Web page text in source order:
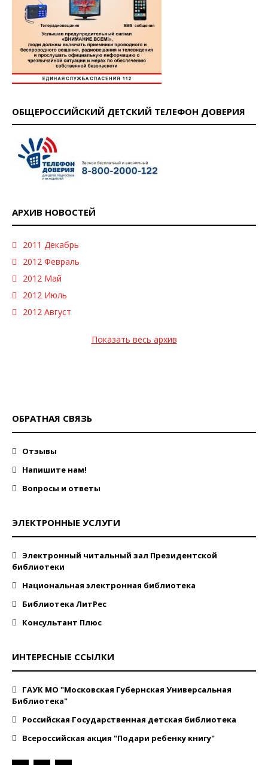
ОБЩЕРОССИЙСКИЙ ДЕТСКИЙ ТЕЛЕФОН ДОВЕРИЯ
АРХИВ НОВОСТЕЙ
2011 Декабрь
2012 Февраль
2012 Май
2012 Июль
2012 Август
Показать весь архив
ОБРАТНАЯ СВЯЗЬ
Отзывы
Напишите нам!
Вопросы и ответы
ЭЛЕКТРОННЫЕ УСЛУГИ
Электронный читальный зал Президентской
библиотеки
Национальная электронная библиотека
Библиотека ЛитРес
Консультант Плюс
ИНТЕРЕСНЫЕ ССЫЛКИ
ГАУК МО "Московская Губернская Универсальная
Библиотека"
Российская Государственная детская библиотека
Всероссийская акция "Подари ребенку книгу"